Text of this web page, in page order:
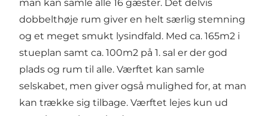
man kan samle alle 16 gæster. Det delvis
dobbelthøje rum giver en helt særlig stemning
og et meget smukt lysindfald. Med ca. 165m2 i
stueplan samt ca. 100m2 på 1. sal er der god
plads og rum til alle. Værftet kan samle
selskabet, men giver også mulighed for, at man
kan trække sig tilbage. Værftet lejes kun ud